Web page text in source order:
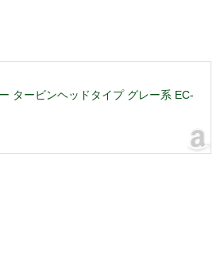
タービンヘッドタイプ グレー系 EC-